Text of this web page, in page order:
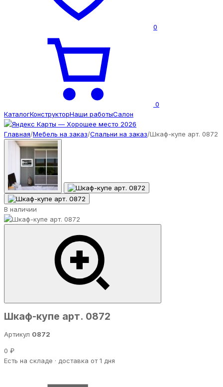
0
0
КаталогКонструкторНаши работыСалон
Главная/Мебель на заказ/Спальни на заказ/Шкаф-купе арт. 0872
В наличии
Шкаф-купе арт. 0872
Артикул 0872
0 ₽
Есть на складе · доставка от 1 дня